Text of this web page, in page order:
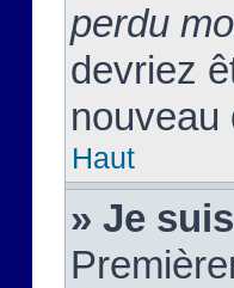
perdu
devriez
nouveau
Haut
» Je